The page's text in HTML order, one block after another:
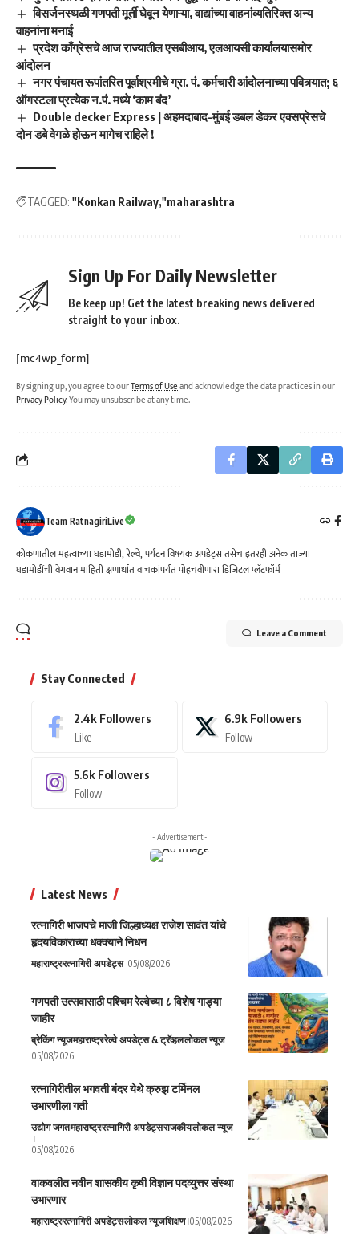
विसर्जनस्थळी गणपती मूर्ती घेवून येणाऱ्या, वाद्यांच्या वाहनांव्यतिरिक्त अन्य
वाहनांना मनाई
प्रदेश काँग्रेसचे आज राज्यातील एसबीआय, एलआयसी कार्यालयासमोर
आंदोलन
नगर पंचायत रूपांतरित पूर्वाश्रमीचे ग्रा. पं. कर्मचारी आंदोलनाच्या पवित्र्यात; ६
ऑगस्टला प्रत्येक न.पं. मध्ये ‘काम बंद’
Double decker Express | अहमदाबाद-मुंबई डबल डेकर एक्सप्रेसचे
दोन डबे वेगळे होऊन मागेच राहिले !
TAGGED: "Konkan Railway "maharashtra
Sign Up For Daily Newsletter
Be keep up! Get the latest breaking news delivered
straight to your inbox.
[mc4wp_form]
By signing up, you agree to ourTerms of Useand acknowledge the data practices in our
Privacy Policy. You may unsubscribe at any time.
Team RatnagiriLive
कोकणातील महत्वाच्या घडामोडी, रेल्वे, पर्यटन विषयक अपडेट्स तसेच इतरही अनेक ताज्या
घडामोडींची वेगवान माहिती क्षणार्धात वाचकांपर्यत पोहचवीणारा डिजिटल प्लॅटफॉर्म
Leave a Comment
Stay Connected
2.4k Followers
Like
6.9k Followers
Follow
5.6k Followers
Follow
- Advertisement -
Latest News
रत्नागिरी भाजपचे माजी जिल्हाध्यक्ष राजेश सावंत यांचे
हृदयविकाराच्या धक्क्याने निधन
महाराष्ट्ररत्नागिरी अपडेट्स 05/08/2026
गणपती उत्सवासाठी पश्चिम रेल्वेच्या ८ विशेष गाड्या
जाहीर
ब्रेकिंग न्यूजमहाराष्ट्ररेल्वे अपडेट्स & ट्रॅव्हललोकल न्यूज
05/08/2026
रत्नागिरीतील भगवती बंदर येथे क्रुझ टर्मिनल
उभारणीला गती
उद्योग जगतमहाराष्ट्ररत्नागिरी अपडेट्सराजकीयलोकल न्यूज
05/08/2026
वाकवलीत नवीन शासकीय कृषी विज्ञान पदव्युत्तर संस्था
उभारणार
महाराष्ट्ररत्नागिरी अपडेट्सलोकल न्यूजशिक्षण 05/08/2026